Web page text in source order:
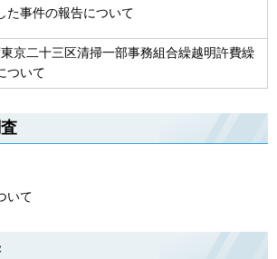
た事件の報告について
京二十三区清掃一部事務組合繰越明許費繰
ついて
いて